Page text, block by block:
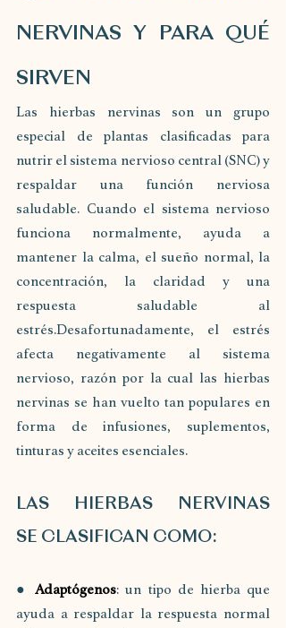
NERVINAS Y PARA QUÉ
SIRVEN
Las hierbas nervinas son un grupo
especial de plantas clasificadas para
nutrir el sistema nervioso central (SNC) y
respaldar una función nerviosa
saludable. Cuando el sistema nervioso
funciona normalmente, ayuda a
mantener la calma, el sueño normal, la
concentración, la claridad y una
respuesta saludable al
estrés.Desafortunadamente, el estrés
afecta negativamente al sistema
nervioso, razón por la cual las hierbas
nervinas se han vuelto tan populares en
forma de infusiones, suplementos,
tinturas y aceites esenciales.
LAS HIERBAS NERVINAS
SE CLASIFICAN COMO:
● Adaptógenos: un tipo de hierba que
ayuda a respaldar la respuesta normal